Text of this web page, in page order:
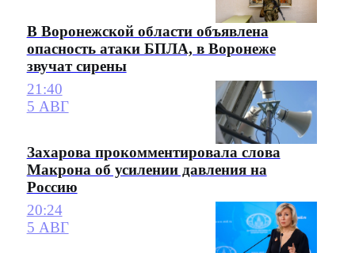
В Воронежской области объявлена
опасность атаки БПЛА, в Воронеже
звучат сирены
21:40
5 АВГ
Захарова прокомментировала слова
Макрона об усилении давления на
Россию
20:24
5 АВГ